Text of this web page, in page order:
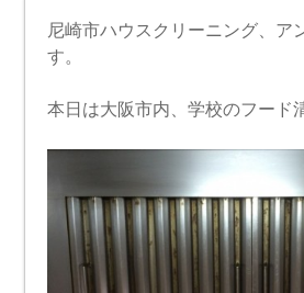
尼崎市ハウスクリーニング、ア
す。
本日は大阪市内、学校のフード